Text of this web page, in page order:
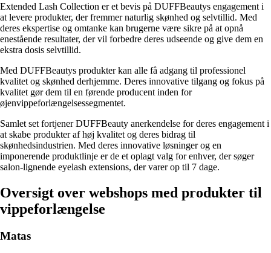
Extended Lash Collection er et bevis på DUFFBeautys engagement i
at levere produkter, der fremmer naturlig skønhed og selvtillid. Med
deres ekspertise og omtanke kan brugerne være sikre på at opnå
enestående resultater, der vil forbedre deres udseende og give dem en
ekstra dosis selvtillid.
Med DUFFBeautys produkter kan alle få adgang til professionel
kvalitet og skønhed derhjemme. Deres innovative tilgang og fokus på
kvalitet gør dem til en førende producent inden for
øjenvippeforlængelsessegmentet.
Samlet set fortjener DUFFBeauty anerkendelse for deres engagement i
at skabe produkter af høj kvalitet og deres bidrag til
skønhedsindustrien. Med deres innovative løsninger og en
imponerende produktlinje er de et oplagt valg for enhver, der søger
salon-lignende eyelash extensions, der varer op til 7 dage.
Oversigt over webshops med produkter til
vippeforlængelse
Matas